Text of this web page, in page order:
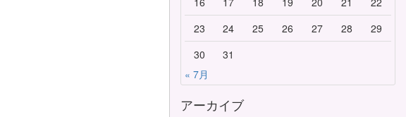
23
24 25 26 27 28
29
30
31
« 7月
アーカイブ